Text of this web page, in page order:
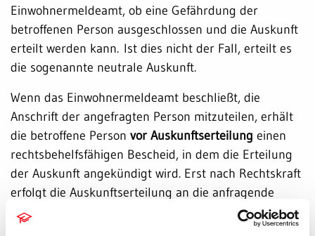
Einwohnermeldeamt, ob eine Gefährdung der
betroffenen Person ausgeschlossen und die Auskunft
erteilt werden kann. Ist dies nicht der Fall, erteilt es
die sogenannte neutrale Auskunft.
Wenn das Einwohnermeldeamt beschließt, die
Anschrift der angefragten Person mitzuteilen, erhält
die betroffene Person vor Auskunftserteilung einen
rechtsbehelfsfähigen Bescheid, in dem die Erteilung
der Auskunft angekündigt wird. Erst nach Rechtskraft
erfolgt die Auskunftserteilung an die anfragende
Person. Nur in begründeten Einzelfällen kann die
§ 80 Absatz 2 Satz 1